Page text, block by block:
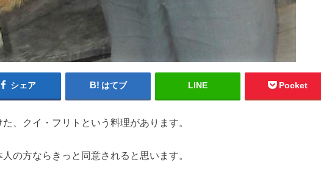
シェア はてブ LINE Pocket
、クイ・フリトという料理があります。
の方ならきっと同意されると思います。